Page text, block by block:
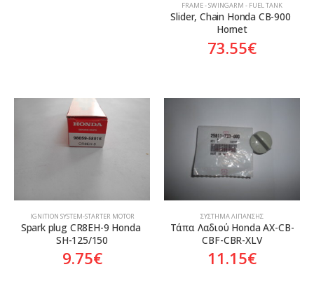
FRAME - SWINGARM - FUEL TANK
Slider, Chain Honda CB-900
Hornet
73.55€
ΙGNITION SYSTEM-STARTER MOTOR
Spark plug CR8EH-9 Honda
SH-125/150
9.75€
ΣΎΣΤΗΜΑ ΛΊΠΑΝΣΗΣ
Tάπα Λαδιού Honda AX-CB-
CBF-CBR-XLV
11.15€